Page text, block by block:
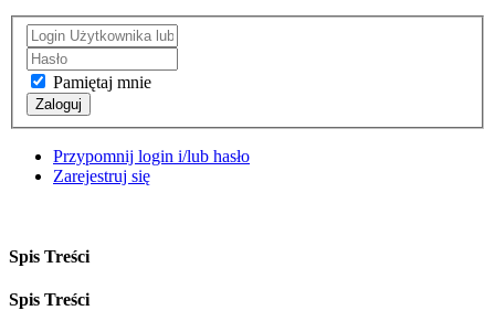
Pamiętaj mnie
Zaloguj
Przypomnij login i/lub hasło
Zarejestruj się
Spis Treści
Spis Treści